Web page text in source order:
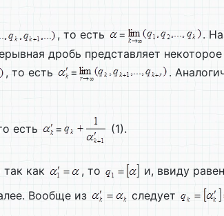
, то есть =
.
дробь представляет
, то есть = .
есть = (1).
как , то и, ввиду
Вообще из следует